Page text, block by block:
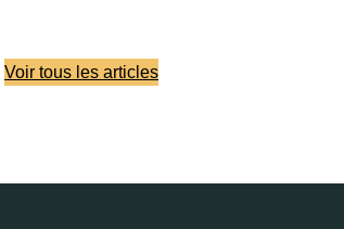
Voir tous les articles